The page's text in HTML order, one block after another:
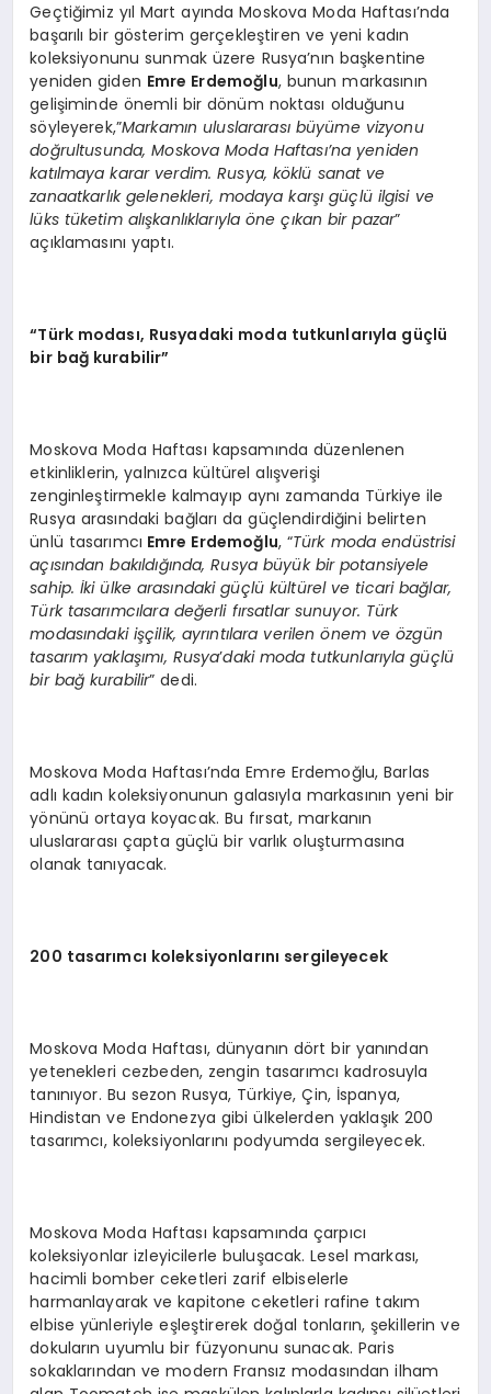
Geçtiğimiz yıl Mart ayında Moskova Moda Haftası’nda
başarılı bir gösterim gerçekleştiren ve yeni kadın
koleksiyonunu sunmak üzere Rusya’nın başkentine
yeniden giden Emre Erdemoğlu, bunun markasının
gelişiminde önemli bir dönüm noktası olduğunu
söyleyerek,”Markamın uluslararası büyüme vizyonu
doğrultusunda, Moskova Moda Haftası’na yeniden
katılmaya karar verdim. Rusya, köklü sanat ve
zanaatkarlık gelenekleri, modaya karşı güçlü ilgisi ve
lüks tüketim alışkanlıklarıylaöne çıkan bir pazar”
açıklamasını yaptı.
“Türk modası, Rusyadaki moda tutkunlarıyla güçlü
bir bağ kurabilir”
Moskova Moda Haftası kapsamında düzenlenen
etkinliklerin, yalnızca kültürel alışverişi
zenginleştirmekle kalmayıp aynı zamanda Türkiye ile
Rusya arasındaki bağları da güçlendirdiğini belirten
ünlü tasarımcı Emre Erdemoğlu, “Türk moda endüstrisi
açısından bakıldığında, Rusya büyük bir potansiyele
sahip. İki ülke arasındaki güçlü kültürel ve ticari bağlar,
Türk tasarımcılara değerli fırsatlar sunuyor. Türk
modasındaki işçilik, ayrıntılara verilenönem veözgün
tasarım yaklaşımı, Rusya’daki moda tutkunlarıyla güçlü
bir bağ kurabilir” dedi.
Moskova Moda Haftası’nda Emre Erdemoğlu, Barlas
adlı kadın koleksiyonunun galasıyla markasının yeni bir
yönünü ortaya koyacak. Bu fırsat, markanın
uluslararası çapta güçlü bir varlık oluşturmasına
olanak tanıyacak.
200 tasarımcı koleksiyonlarını sergileyecek
Moskova Moda Haftası, dünyanın dört bir yanından
yetenekleri cezbeden, zengin tasarımcı kadrosuyla
tanınıyor. Bu sezon Rusya, Türkiye, Çin, İspanya,
Hindistan ve Endonezya gibi ülkelerden yaklaşık 200
tasarımcı, koleksiyonlarını podyumda sergileyecek.
Moskova Moda Haftası kapsamında çarpıcı
koleksiyonlar izleyicilerle buluşacak. Lesel markası,
hacimli bomber ceketleri zarif elbiselerle
harmanlayarak ve kapitone ceketleri rafine takım
elbise yünleriyle eşleştirerek doğal tonların, şekillerin ve
dokuların uyumlu bir füzyonunu sunacak. Paris
sokaklarından ve modern Fransız modasından ilham